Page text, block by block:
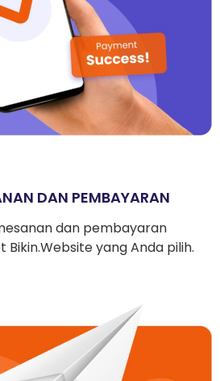
DAN PEMBAYARAN
dan pembayaran
Bikin.Website yang Anda pilih.